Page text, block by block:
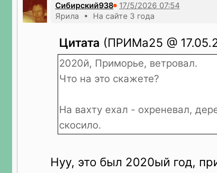
Сибирский938
Ярила • На сайте 3 года
Цитата (ПРИМа25 @
2020й, Приморье, ветровал.
Что на это скажете?
На вахту ехал - охреневал,
скосило.
Нуу, это был 2020ый год,